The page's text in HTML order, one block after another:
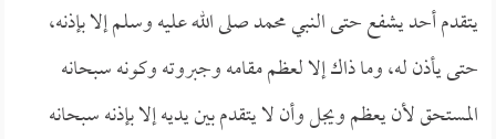
يتقدم أحد يشفع حتى النبي محمد صلى الله عليه وسلم إلا بإذنه،
حتى يأذن له، وما ذاك إلا لعظم مقامه وجبروته وكونه سبحانه
المستحق لأن يعظم ويجل وأن لا يتقدم بين يديه إلا بإذنه سبحانه